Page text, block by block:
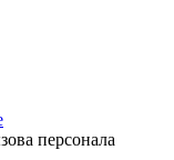
персонала